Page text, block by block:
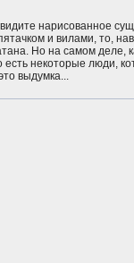
нарисованное
и вилами, то,
Но на самом деле,
есть некоторые люди,
выдумка...